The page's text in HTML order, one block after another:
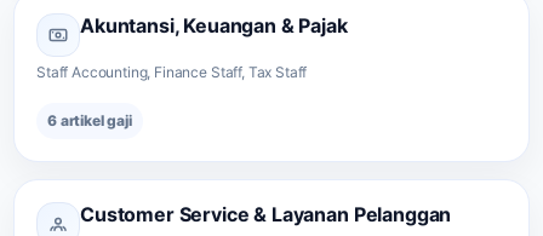
Akuntansi, Keuangan & Pajak
Staff Accounting, Finance Staff, Tax Staff
6 artikel gaji
Customer Service & Layanan Pelanggan